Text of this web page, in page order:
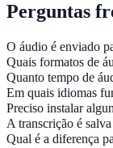
Perguntas
O áudio é enviado
Quais formatos de
Quanto tempo de
Em quais idiomas
Preciso instalar
A transcrição é
Qual é a diferença